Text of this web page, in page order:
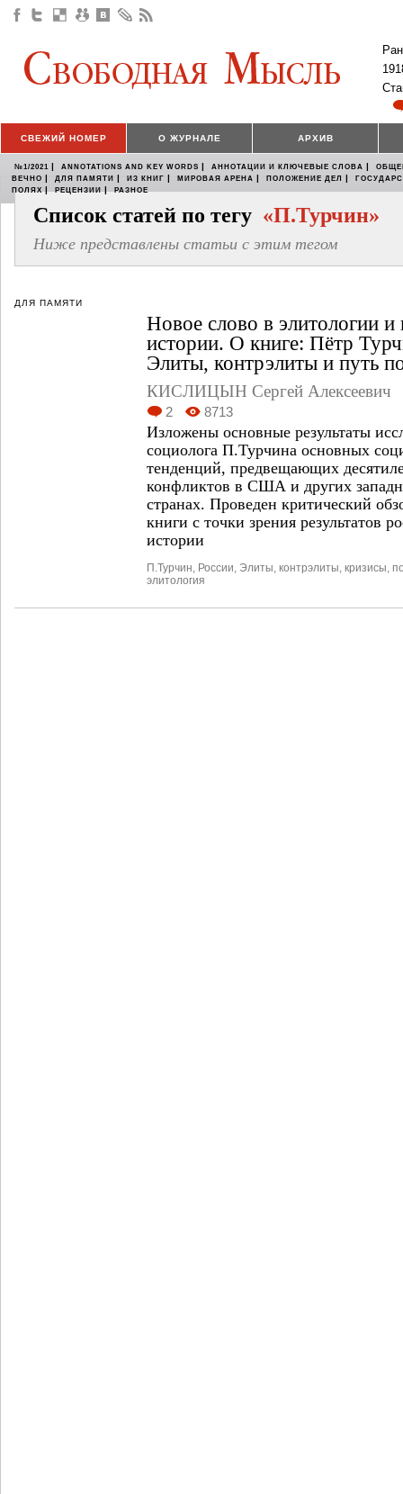
СВЕЖИЙ НОМЕР О ЖУРНАЛЕ АРХИВ
№1/2021 | ANNOTATIONS AND KEY WORDS | АННОТАЦИИ И КЛЮЧЕВЫЕ СЛОВА |
ВЕЧНО | ДЛЯ ПАМЯТИ | ИЗ КНИГ | МИРОВАЯ АРЕНА | ПОЛОЖЕНИЕ ДЕЛ |
ПОЛЯХ | РЕЦЕНЗИИ | РАЗНОЕ
Список статей по тегу «П.Турчин»
Ниже представлены статьи с этим тегом
ДЛЯ ПАМЯТИ
Новое слово в элитологии и
истории. О книге: Пётр
Элиты, контрэлиты и путь
КИСЛИЦЫН Сергей Алексеевич
2 8713
Изложены основные результаты
социолога П.Турчина основных
тенденций, предвещающих
конфликтов в США и других
странах. Проведен критический
книги с точки зрения результатов
истории
П.Турчин России Элиты контрэлиты кризисы
элитология